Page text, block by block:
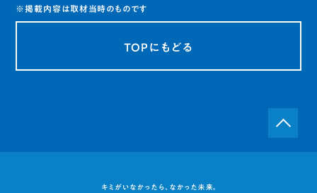
TOPにもどる
※掲載内容は取材当時のものです